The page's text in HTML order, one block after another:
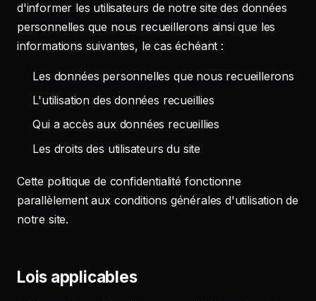
d'informer les utilisateurs de notre site des données
personnelles que nous recueillerons ainsi que les
informations suivantes, le cas échéant :
Les données personnelles que nous recueillerons
L'utilisation des données recueillies
Qui a accès aux données recueillies
Les droits des utilisateurs du site
Cette politique de confidentialité fonctionne
parallèlement aux conditions générales d'utilisation de
notre site.
Lois applicables